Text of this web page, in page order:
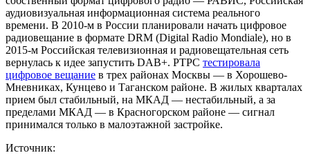
аудиовизуальная информационная система реального
времени. В 2010-м в России планировали начать цифровое
радиовещание в формате DRM (Digital Radio Mondiale), но в
2015-м Российская телевизионная и радиовещательная сеть
вернулась к идее запустить DAB+. РТРС тестировала
цифровое вещание в трех районах Москвы — в Хорошево-
Мневниках, Кунцево и Таганском районе. В жилых кварталах
прием был стабильный, на МКАД — нестабильный, а за
пределами МКАД — в Красногорском районе — сигнал
принимался только в малоэтажной застройке.
Источник: